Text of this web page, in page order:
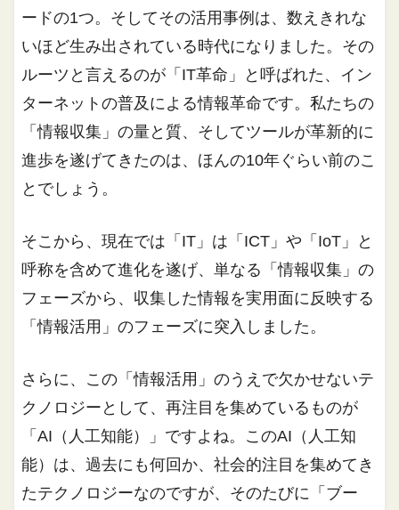
ードの1つ。そしてその活用事例は、数えきれな
いほど生み出されている時代になりました。その
ルーツと言えるのが「IT革命」と呼ばれた、イン
ターネットの普及による情報革命です。私たちの
「情報収集」の量と質、そしてツールが革新的に
進歩を遂げてきたのは、ほんの10年ぐらい前のこ
とでしょう。
そこから、現在では「IT」は「ICT」や「IoT」と
呼称を含めて進化を遂げ、単なる「情報収集」の
フェーズから、収集した情報を実用面に反映する
「情報活用」のフェーズに突入しました。
さらに、この「情報活用」のうえで欠かせないテ
クノロジーとして、再注目を集めているものが
「AI（人工知能）」ですよね。このAI（人工知
能）は、過去にも何回か、社会的注目を集めてき
たテクノロジーなのですが、そのたびに「ブー